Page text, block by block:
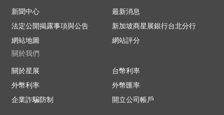
新聞中心
最新消息
法定公開揭露事項與公告
新加坡商星展銀行台北分行
網站地圖
網站評分
關於我們
關於星展
台幣利率
外幣利率
外幣匯率
企業詐騙防制
開立公司帳戶